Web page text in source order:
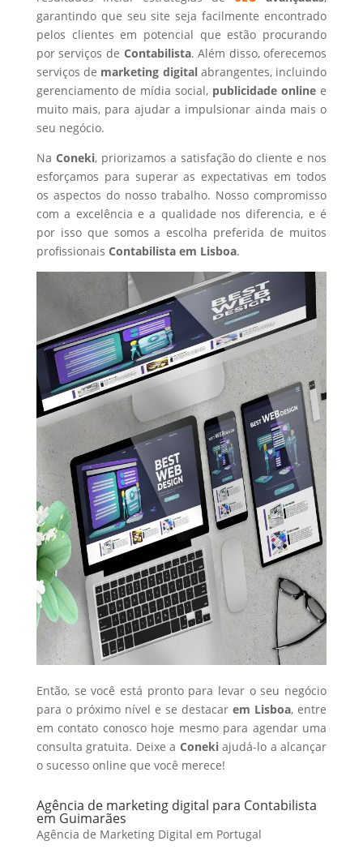
garantindo que seu site seja facilmente encontrado
pelos clientes em potencial que estão procurando
por serviços de Contabilista. Além disso, oferecemos
serviços de marketing digital abrangentes, incluindo
gerenciamento de mídia social, publicidade online e
muito mais, para ajudar a impulsionar ainda mais o
seu negócio.
Na Coneki, priorizamos a satisfação do cliente e nos
esforçamos para superar as expectativas em todos
os aspectos do nosso trabalho. Nosso compromisso
com a excelência e a qualidade nos diferencia, e é
por isso que somos a escolha preferida de muitos
profissionais Contabilistaem Lisboa.
Então, se você está pronto para levar o seu negócio
para o próximo nível e se destacarem Lisboa, entre
em contato conosco hoje mesmo para agendar uma
consulta gratuita. Deixe a Conekiajudá-lo a alcançar
o sucesso online que você merece!
Agência de marketing digital para Contabilista
em Guimarães
Agência de Marketing Digital em Portugal